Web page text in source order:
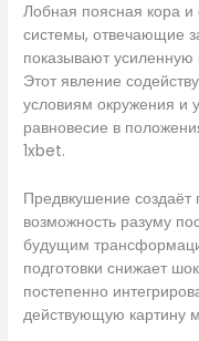
Лобная поясная кора и
системы, отвечающие
показывают
Этот явление
условиям окружения и
равновесие в
1xbet.
Предвкушение
возможность разуму
будущим
подготовки снижает
постепенно
действующую картину